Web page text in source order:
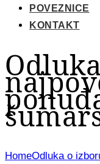
POVEZNICE
KONTAKT
HomeOdluka o